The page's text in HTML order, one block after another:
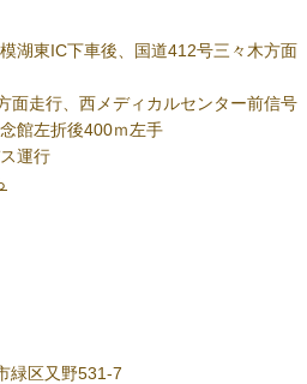
湖東IC下車後、国道412号三々木方面
面走行、西メディカルセンター前信号
館左折後400ｍ左手
運行
緑区又野531-7